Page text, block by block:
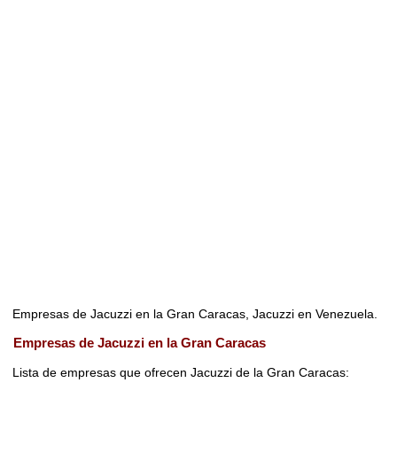
Empresas de Jacuzzi en la Gran Caracas, Jacuzzi en Venezuela.
Empresas de Jacuzzi en la Gran Caracas
Lista de empresas que ofrecen Jacuzzi de la Gran Caracas: